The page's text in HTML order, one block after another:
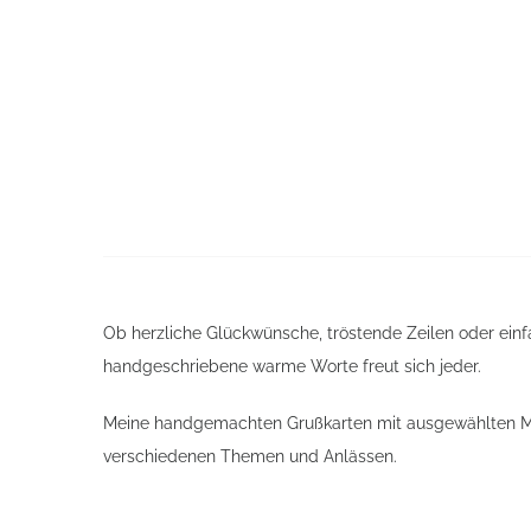
Ob herzliche Glückwünsche, tröstende Zeilen oder
handgeschriebene warme Worte freut sich jeder.
Meine handgemachten Grußkarten mit ausgewählten
verschiedenen Themen und Anlässen.